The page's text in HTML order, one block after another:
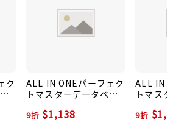
析・厳選した過去問演習と、各試
効率の良い学習方法を提供しま
用して合格を勝ち取ってくださ
免除制度の利用者には不要という
は、午前Ⅰ対策は含まれておりま
IN ONE パーフェクトマスター
ク
ALL IN ONEパーフェク
トマスターデータベー
年度版
9折 $1,138
ALL IN
トマス
9折